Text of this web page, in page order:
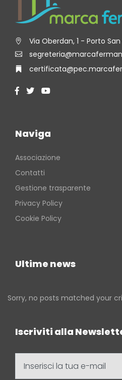
Via Oberdan, 1 - Porto
Naviga
Associazione
Contatti
Gestione trasparente
Privacy Policy
Cookie Policy
Ultime news
Sorry, no posts matched your
Iscriviti alla